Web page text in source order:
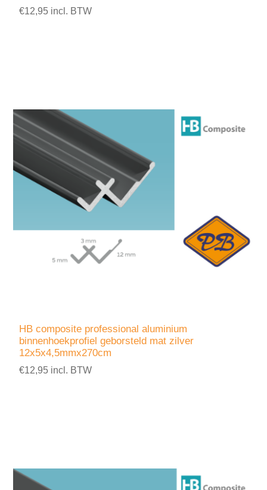
€12,95 incl. BTW
HB composite professional aluminium
binnenhoekprofiel geborsteld mat zilver
12x5x4,5mmx270cm
€12,95 incl. BTW